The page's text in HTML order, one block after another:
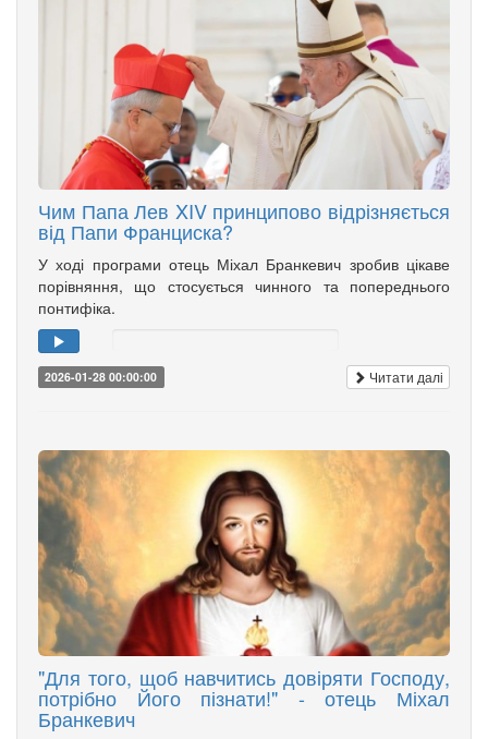
Чим Папа Лев XIV принципово відрізняється
від Папи Франциска?
У ході програми отець Міхал Бранкевич зробив цікаве
порівняння, що стосується чинного та попереднього
понтифіка.
2026-01-28 00:00:00 Читати далі
"Для того, щоб навчитись довіряти Господу,
потрібно Його пізнати!" - отець Міхал
Бранкевич